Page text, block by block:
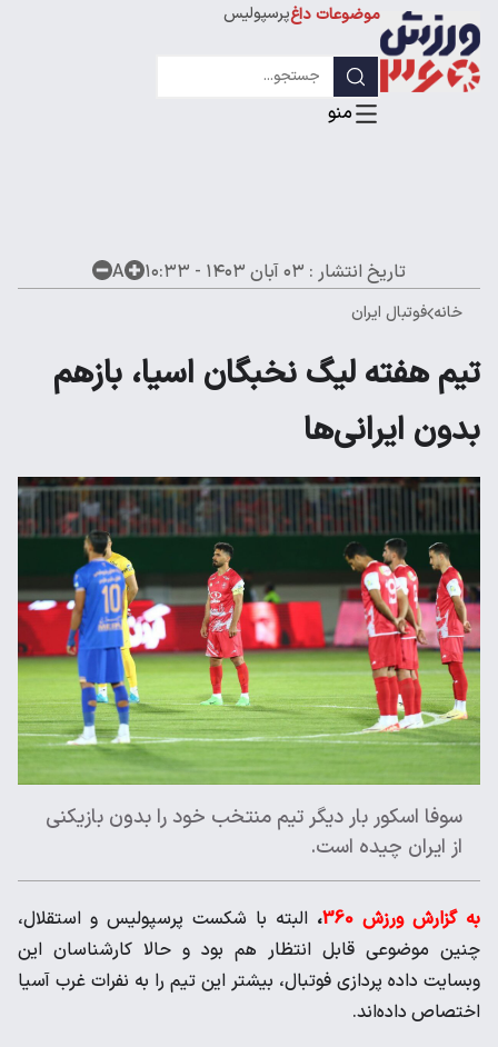
موضوعات داغپرسپولیس
لیگ قهرمانان
تاریخ انتشار : ۰۳ آبان ۱۴۰۳ - ۱۰:۳۳ A
خانه فوتبال ایران
تیم هفته لیگ نخبگان اسیا، بازهم
بدون ایرانی‌ها
سوفا اسکور بار دیگر تیم منتخب خود را بدون بازیکنی
از ایران چیده است.
به گزارش ورزش 360 ، البته با شکست پرسپولیس و استقلال،
چنین موضوعی قابل انتظار هم بود و حالا کارشناسان این
وبسایت داده پردازی فوتبال، بیشتر این تیم را به نفرات غرب آسیا
اختصاص داده‌اند.